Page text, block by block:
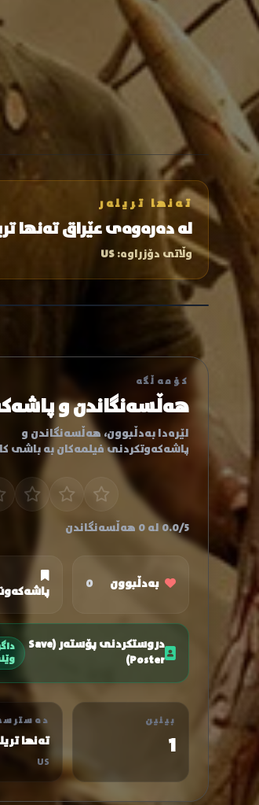
تەنها تریلەر
لە دەرەوەی عێراق تەنها
وڵاتی دۆزراوە:US
کۆمەڵگە
هەڵسەنگاندن و
لێرەدا بەدڵبوون، هەڵسەنگاندن و
پاشەکەوتکردنی فیلمەکان بە باشی
0.0/5 لە 0 هەڵسەنگاندن
بەدڵبوون 0
دروستکردنی پۆستەر (Save
Poster)
بینین
1 تەنها
US